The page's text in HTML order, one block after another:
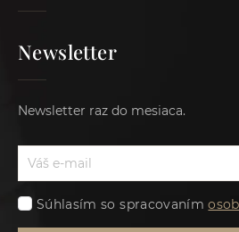
Newsletter
Newsletter raz do mesiaca.
Súhlasím so spracovaním